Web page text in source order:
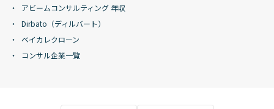
アビームコンサルティング 年収
Dirbato（ディルバート）
ベイカレクローン
コンサル企業一覧